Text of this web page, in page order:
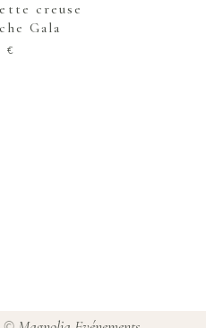
creuse
Gala
€